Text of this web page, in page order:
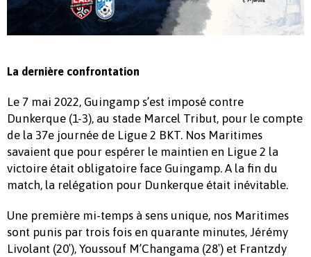
La dernière confrontation
Le 7 mai 2022, Guingamp s’est imposé contre
Dunkerque (1-3), au stade Marcel Tribut, pour le compte
de la 37e journée de Ligue 2 BKT. Nos Maritimes
savaient que pour espérer le maintien en Ligue 2 la
victoire était obligatoire face Guingamp. A la fin du
match, la relégation pour Dunkerque était inévitable.
Une première mi-temps à sens unique, nos Maritimes
sont punis par trois fois en quarante minutes, Jérémy
Livolant (20′), Youssouf M’Changama (28′) et Frantzdy